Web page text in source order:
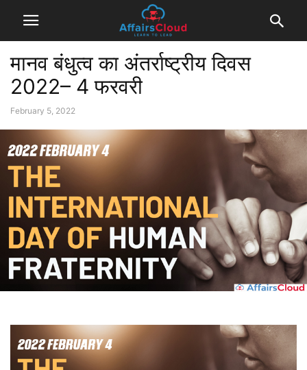
मानव बंधुत्व का अंतर्राष्ट्रीय दिवस
2022– 4 फरवरी
February 5, 2022